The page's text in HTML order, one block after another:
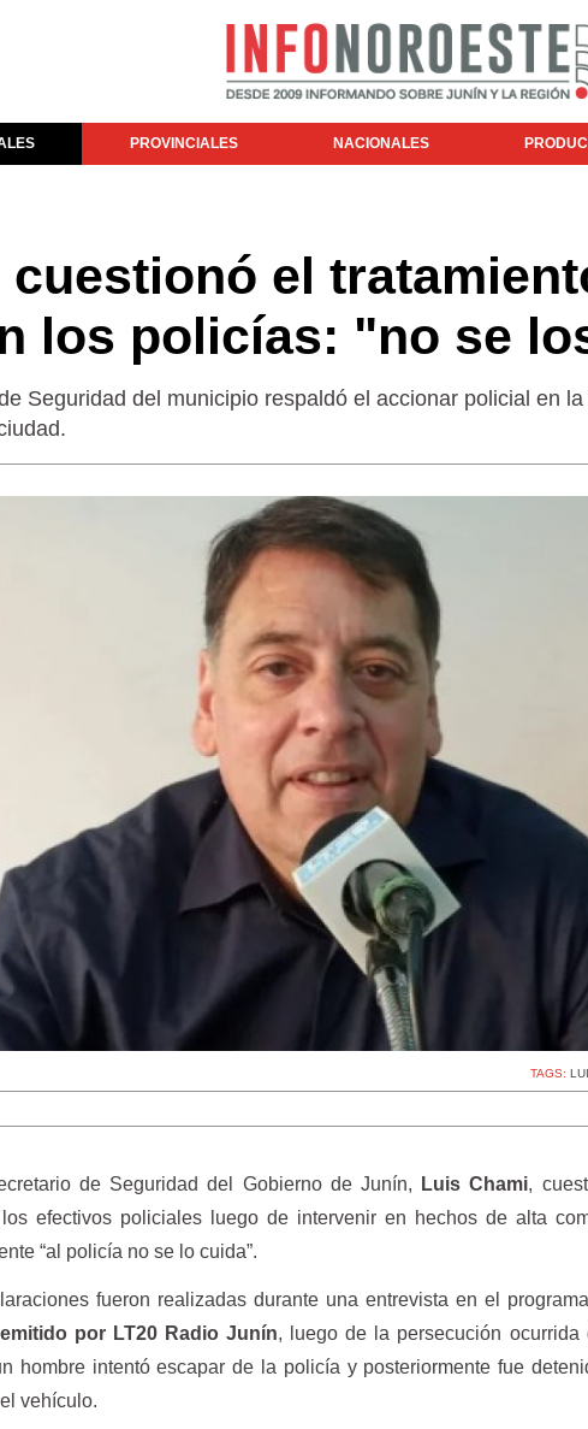
PROVINCIALES NACIONALES
cuestionó el
los policías: "no se
Seguridad del municipio respaldó el accionar policial en
TAGS:
de Seguridad del Gobierno de Junín, Luis Chami,
efectivos policiales luego de intervenir en hechos de alta
“al policía no se lo cuida”.
fueron realizadas durante una entrevista en el programa
por LT20 Radio Junín, luego de la persecución
hombre intentó escapar de la policía y posteriormente fue
vehículo.